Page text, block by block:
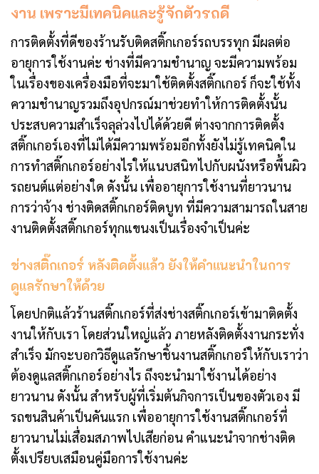
งาน เพราะมีเทคนิคและรู้จักตัวรถดี
การติดตั้งที่ดีของร้านรับติดสติ๊กเกอร์รถบรรทุก มีผลต่อ
อายุการใช้งานค่ะ ช่างที่มีความชำนาญ จะมีความพร้อม
ในเรื่องของเครื่องมือที่จะมาใช้ติดตั้งสติ๊กเกอร์ ก็จะใช้ทั้ง
ความชำนาญรวมถึงอุปกรณ์มาช่วยทำให้การติดตั้งนั้น
ประสบความสำเร็จลุล่วงไปได้ด้วยดี ต่างจากการติดตั้ง
สติ๊กเกอร์เองที่ไม่ได้มีความพร้อมอีกทั้งยังไม่รู้เทคนิคใน
การทำสติ๊กเกอร์อย่างไรให้แนบสนิทไปกับผนังหรือพื้นผิว
รถยนต์แต่อย่างใด ดังนั้น เพื่ออายุการใช้งานที่ยาวนาน
การว่าจ้าง ช่างติดสติ๊กเกอร์ติดบูท ที่มีความสามารถในสาย
งานติดตั้งสติ๊กเกอร์ทุกแขนงเป็นเรื่องจำเป็นค่ะ
ช่างสติ๊กเกอร์ หลังติดตั้งแล้ว ยังให้คำแนะนำในการ
ดูแลรักษาให้ด้วย
โดยปกติแล้วร้านสติ๊กเกอร์ที่ส่งช่างสติ๊กเกอร์เข้ามาติดตั้ง
งานให้กับเรา โดยส่วนใหญ่แล้ว ภายหลังติดตั้งงานกระทั่ง
สำเร็จ มักจะบอกวิธีดูแลรักษาชิ้นงานสติ๊กเกอร์ให้กับเราว่า
ต้องดูแลสติ๊กเกอร์อย่างไร ถึงจะนำมาใช้งานได้อย่าง
ยาวนาน ดังนั้น สำหรับผู้ที่เริ่มต้นกิจการเป็นของตัวเอง มี
รถขนสินค้าเป็นคันแรก เพื่ออายุการใช้งานสติ๊กเกอร์ที่
ยาวนานไม่เสื่อมสภาพไปเสียก่อน คำแนะนำจากช่างติด
ตั้งเปรียบเสมือนคู่มือการใช้งานค่ะ